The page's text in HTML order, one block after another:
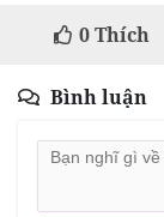
0Thích
Bình luận